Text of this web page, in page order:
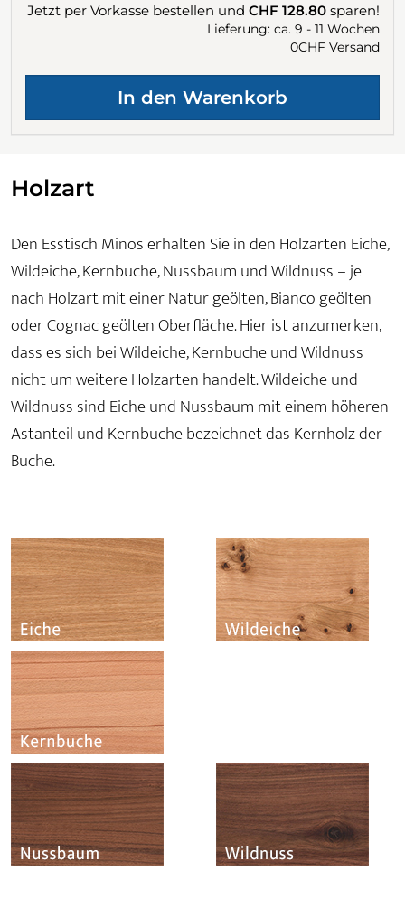
Jetzt per Vorkasse bestellen und CHF 128.80 sparen!
Lieferung: ca. 9 - 11 Wochen
0CHF Versand
Holzart
Den Esstisch Minos erhalten Sie in den Holzarten Eiche,
Wildeiche, Kernbuche, Nussbaum und Wildnuss – je
nach Holzart mit einer Natur geölten, Bianco geölten
oder Cognac geölten Oberfläche. Hier ist anzumerken,
dass es sich bei Wildeiche, Kernbuche und Wildnuss
nicht um weitere Holzarten handelt. Wildeiche und
Wildnuss sind Eiche und Nussbaum mit einem höheren
Astanteil und Kernbuche bezeichnet das Kernholz der
Buche.